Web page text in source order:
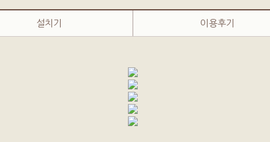
설치기 이용후기